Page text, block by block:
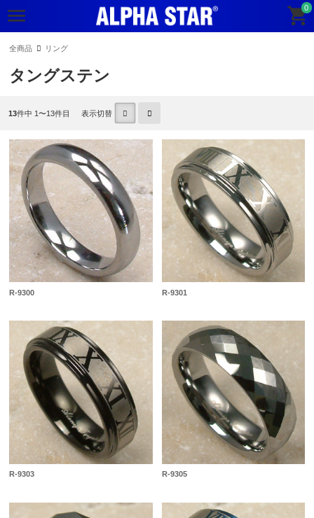
0
全商品 リング
タングステン
13件中 1〜13件目 表示切替
R-9300 R-9301
R-9303 R-9305